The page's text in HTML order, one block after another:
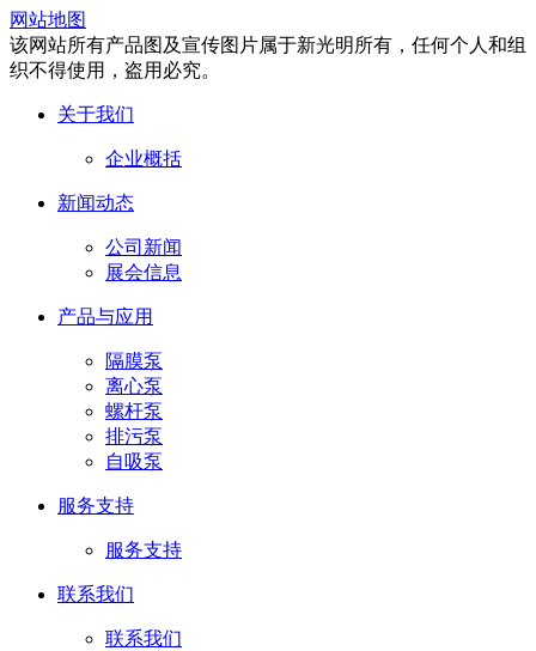
网站地图
该网站所有产品图及宣传图片属于新光明所有，任何个人和组
织不得使用，盗用必究。
关于我们
企业概括
新闻动态
公司新闻
展会信息
产品与应用
隔膜泵
离心泵
螺杆泵
排污泵
自吸泵
服务支持
服务支持
联系我们
联系我们